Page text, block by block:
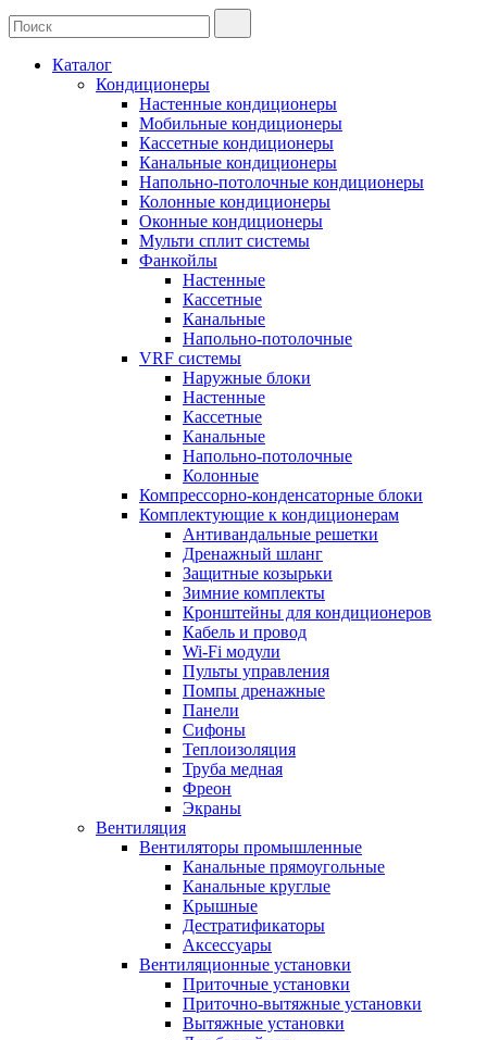
Каталог
Кондиционеры
Настенные кондиционеры
Мобильные кондиционеры
Кассетные кондиционеры
Канальные кондиционеры
Напольно-потолочные кондиционеры
Колонные кондиционеры
Оконные кондиционеры
Мульти сплит системы
Фанкойлы
Настенные
Кассетные
Канальные
Напольно-потолочные
VRF системы
Наружные блоки
Настенные
Кассетные
Канальные
Напольно-потолочные
Колонные
Компрессорно-конденсаторные блоки
Комплектующие к кондиционерам
Антивандальные решетки
Дренажный шланг
Защитные козырьки
Зимние комплекты
Кронштейны для кондиционеров
Кабель и провод
Wi-Fi модули
Пульты управления
Помпы дренажные
Панели
Сифоны
Теплоизоляция
Труба медная
Фреон
Экраны
Вентиляция
Вентиляторы промышленные
Канальные прямоугольные
Канальные круглые
Крышные
Дестратификаторы
Аксессуары
Вентиляционные установки
Приточные установки
Приточно-вытяжные установки
Вытяжные установки